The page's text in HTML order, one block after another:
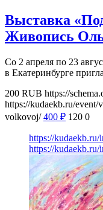
Выставка
Живопись
Со 2 апреля по 23
в Екатеринбурге
200 RUB https://
https://kudaekb.ru/
volkovoj/ 400 ₽ 120 0
https://kudaekb.ru/
https://kudaekb.ru/